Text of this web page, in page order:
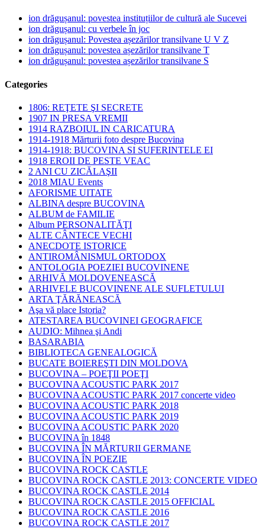
ion drăgușanul: povestea instituțiilor de cultură ale Sucevei
ion drăgușanul: cu verbele în joc
ion drăgușanul: Povestea așezărilor transilvane U V Z
ion drăgușanul: povestea așezărilor transilvane T
ion drăgușanul: povestea așezărilor transilvane S
Categories
1806: REŢETE ŞI SECRETE
1907 IN PRESA VREMII
1914 RAZBOIUL IN CARICATURA
1914-1918 Mărturii foto despre Bucovina
1914-1918: BUCOVINA SI SUFERINTELE EI
1918 EROII DE PESTE VEAC
2 ANI CU ZICĂLAŞII
2018 MIAU Events
AFORISME UITATE
ALBINA despre BUCOVINA
ALBUM de FAMILIE
Album PERSONALITĂŢI
ALTE CÂNTECE VECHI
ANECDOTE ISTORICE
ANTIROMÂNISMUL ORTODOX
ANTOLOGIA POEZIEI BUCOVINENE
ARHIVĂ MOLDOVENEASCĂ
ARHIVELE BUCOVINENE ALE SUFLETULUI
ARTA ŢĂRĂNEASCĂ
Aşa vă place Istoria?
ATESTAREA BUCOVINEI GEOGRAFICE
AUDIO: Mihnea şi Andi
BASARABIA
BIBLIOTECA GENEALOGICĂ
BUCATE BOIEREŞTI DIN MOLDOVA
BUCOVINA – POEŢII POEŢI
BUCOVINA ACOUSTIC PARK 2017
BUCOVINA ACOUSTIC PARK 2017 concerte video
BUCOVINA ACOUSTIC PARK 2018
BUCOVINA ACOUSTIC PARK 2019
BUCOVINA ACOUSTIC PARK 2020
BUCOVINA în 1848
BUCOVINA ÎN MĂRTURII GERMANE
BUCOVINA ÎN POEZIE
BUCOVINA ROCK CASTLE
BUCOVINA ROCK CASTLE 2013: CONCERTE VIDEO
BUCOVINA ROCK CASTLE 2014
BUCOVINA ROCK CASTLE 2015 OFFICIAL
BUCOVINA ROCK CASTLE 2016
BUCOVINA ROCK CASTLE 2017